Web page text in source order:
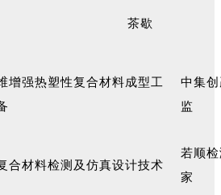
茶歇
增强热塑性复合材料成型工
中集
监
合材料检测及仿真设计技术
若顺
家